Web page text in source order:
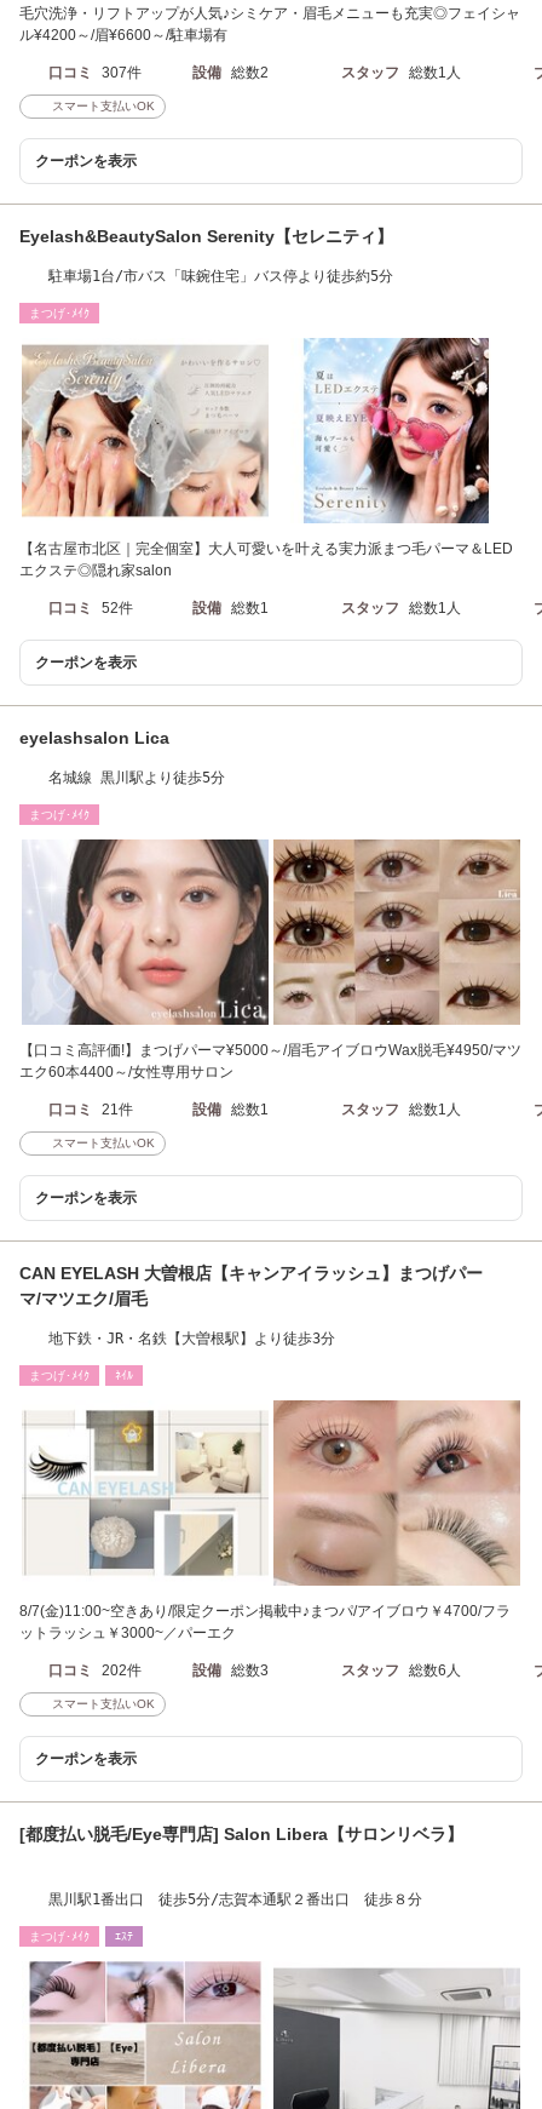
毛穴洗浄・リフトアップが人気♪シミケア・眉毛メニューも充実◎フェイシャ
ル¥4200～/眉¥6600～/駐車場有
口コミ 307件 設備 総数2 スタッフ 総数1人
スマート支払いOK
クーポンを表示
Eyelash&BeautySalon Serenity【セレニティ】
駐車場1台/市バス「味鋺住宅」バス停より徒歩約5分
まつげ･ﾒｲｸ
【名古屋市北区｜完全個室】大人可愛いを叶える実力派まつ毛パーマ＆LED
エクステ◎隠れ家salon
口コミ 52件 設備 総数1 スタッフ 総数1人
クーポンを表示
eyelashsalon Lica
名城線 黒川駅より徒歩5分
まつげ･ﾒｲｸ
【口コミ高評価!】まつげパーマ¥5000～/眉毛アイブロウWax脱毛¥4950/マツ
エク60本4400～/女性専用サロン
口コミ 21件 設備 総数1 スタッフ 総数1人
スマート支払いOK
クーポンを表示
CAN EYELASH 大曽根店【キャンアイラッシュ】まつげパー
マ/マツエク/眉毛
地下鉄・JR・名鉄【大曽根駅】より徒歩3分
まつげ･ﾒｲｸ ﾈｲﾙ
8/7(金)11:00~空きあり/限定クーポン掲載中♪まつパ/アイブロウ￥4700/フラ
ットラッシュ￥3000~／パーエク
口コミ 202件 設備 総数3 スタッフ 総数6人
スマート支払いOK
クーポンを表示
[都度払い脱毛/Eye専門店] Salon Libera【サロンリベラ】
黒川駅1番出口 徒歩5分/志賀本通駅２番出口 徒歩８分
まつげ･ﾒｲｸ ｴｽﾃ